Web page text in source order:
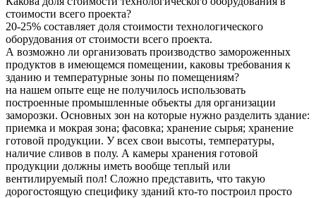
стоимости всего проекта?
20-25% составляет доля стоимости технологического
оборудования от стоимости всего проекта.
А возможно ли организовать производство замороженных
продуктов в имеющемся помещении, каковы требования к
зданию и температурные зоны по помещениям?
на нашем опыте еще не получилось использовать
построенные промышленные объекты для организации
заморозки. Основных зон на которые нужно разделить здание:
приемка и мокрая зона; фасовка; хранение сырья; хранение
готовой продукции. У всех свои высоты, температуры,
наличие сливов в полу. А камеры хранения готовой
продукции должны иметь вообще теплый или
вентилируемый пол! Сложно представить, что такую
дорогостоящую специфику зданий кто-то построил просто